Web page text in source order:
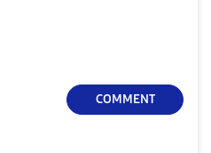
COMMENT